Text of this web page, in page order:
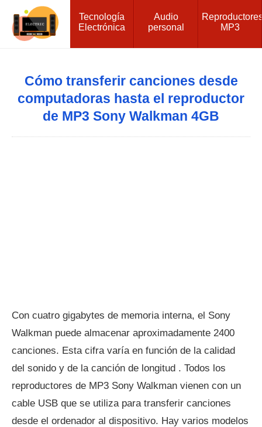
Tecnología
Electrónica
Audio
personal
MP3
Cómo transferir canciones desde
computadoras hasta el reproductor
de MP3 Sony Walkman 4GB
Con cuatro gigabytes de memoria interna, el Sony
Walkman puede almacenar aproximadamente 2400
canciones. Esta cifra varía en función de la calidad
del sonido y de la canción de longitud . Todos los
reproductores de MP3 Sony Walkman vienen con un
cable USB que se utiliza para transferir canciones
desde el ordenador al dispositivo. Hay varios modelos